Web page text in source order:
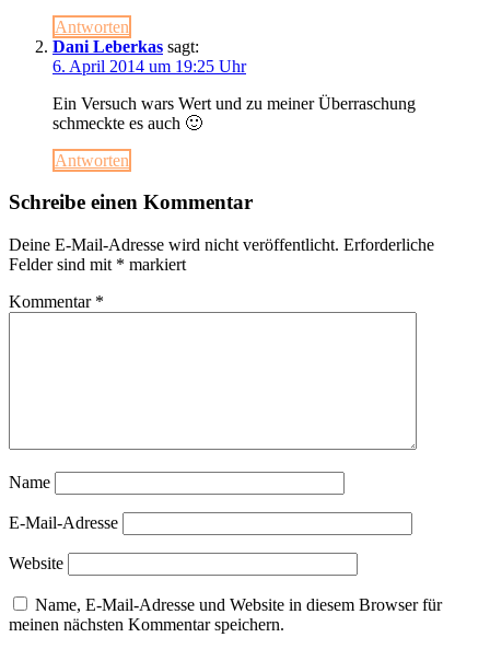
Antworten
Dani Leberkas sagt:
6. April 2014 um 19:25 Uhr
Ein Versuch wars Wert und zu meiner Überraschung
schmeckte es auch 🙂
Antworten
Schreibe einen Kommentar
Deine E-Mail-Adresse wird nicht veröffentlicht. Erforderliche
Felder sind mit * markiert
Kommentar *
Name
E-Mail-Adresse
Website
Name, E-Mail-Adresse und Website in diesem Browser für
meinen nächsten Kommentar speichern.